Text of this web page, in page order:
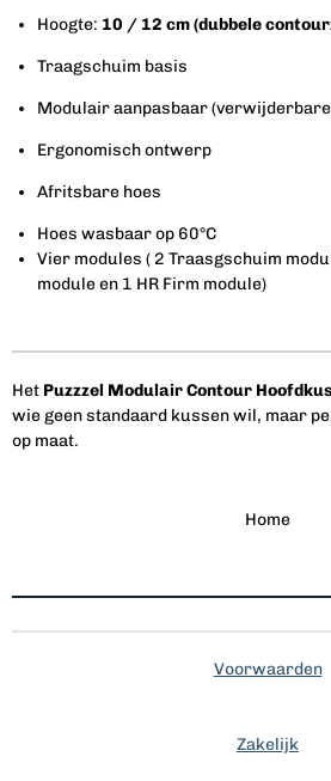
Hoogte: 10 / 12 cm (dubbele
Traagschuim basis
Modulair aanpasbaar
Ergonomisch ontwerp
Afritsbare hoes
Hoes wasbaar op 60°C
Vier modules ( 2 Traasgschuim
module en 1 HR Firm module)
Het Puzzzel Modulair Contour
wie geen standaard kussen wil, maar
op maat.
Home
Voorwaarden
Zakelijk